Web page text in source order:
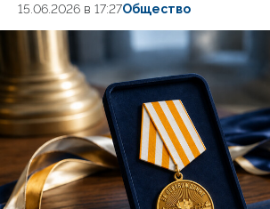
15.06.2026 в 17:27Общество